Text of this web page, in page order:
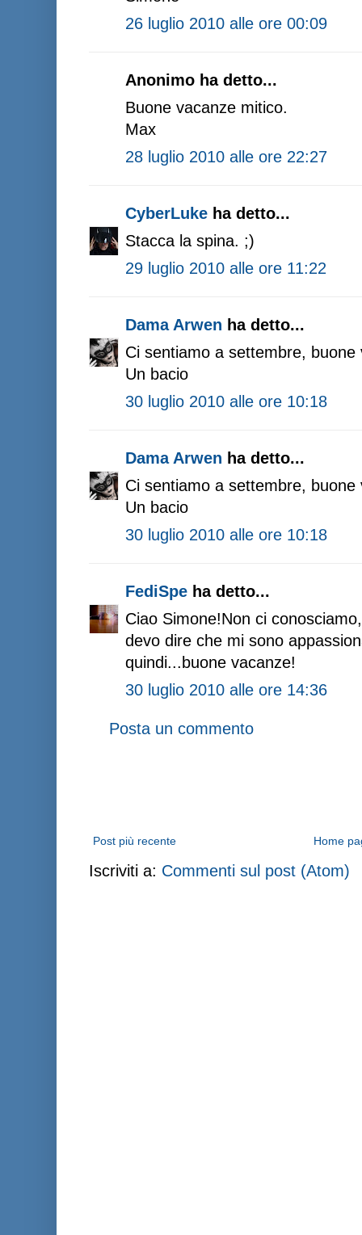
26 luglio 2010 alle ore 00:09
Anonimo ha detto...
Buone vacanze mitico.
Max
28 luglio 2010 alle ore 22:27
CyberLuke ha detto...
Stacca la spina. ;)
29 luglio 2010 alle ore 11:22
Dama Arwen ha detto...
Ci sentiamo a settembre,
Un bacio
30 luglio 2010 alle ore 10:18
Dama Arwen ha detto...
Ci sentiamo a settembre,
Un bacio
30 luglio 2010 alle ore 10:18
FediSpe ha detto...
Ciao Simone!Non ci
devo dire che mi sono
quindi...buone vacanze!
30 luglio 2010 alle ore 14:36
Posta un commento
Post più recente Home
Iscriviti a: Commenti sul post (Atom)